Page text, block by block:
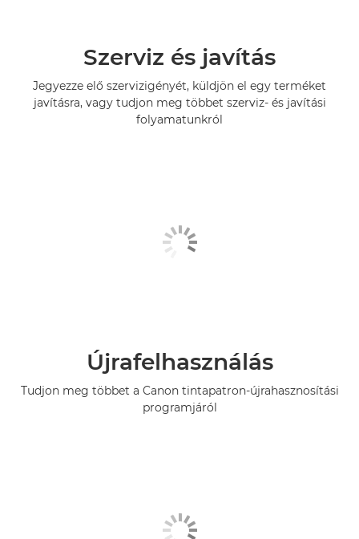
Szerviz és javítás
Jegyezze elő szervizigényét, küldjön el egy terméket
javításra, vagy tudjon meg többet szerviz- és javítási
folyamatunkról
Újrafelhasználás
Tudjon meg többet a Canon tintapatron-újrahasznosítási
programjáról